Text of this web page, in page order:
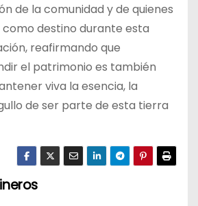
de la comunidad y de quienes
como destino durante esta
reafirmando que
el patrimonio es también
viva la esencia, la
de ser parte de esta tierra